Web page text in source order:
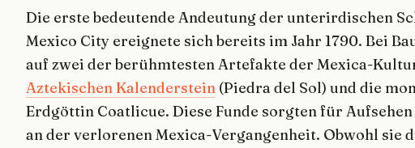
Die erste bedeutende Andeutung der unterirdischen
Mexico City ereignete sich bereits im Jahr 1790. Bei
auf zwei der berühmtesten Artefakte der Mexica-
Aztekischen Kalenderstein (Piedra del Sol) und die
Erdgöttin Coatlicue. Diese Funde sorgten für
an der verlorenen Mexica-Vergangenheit. Obwohl sie